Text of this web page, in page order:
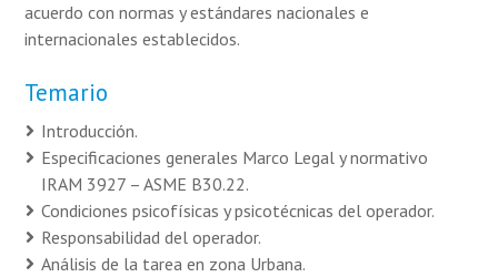
acuerdo con normas y estándares nacionales e
internacionales establecidos.
Temario
Introducción.
Especificaciones generales Marco Legal y normativo
IRAM 3927 – ASME B30.22.
Condiciones psicofísicas y psicotécnicas del operador.
Responsabilidad del operador.
Análisis de la tarea en zona Urbana.